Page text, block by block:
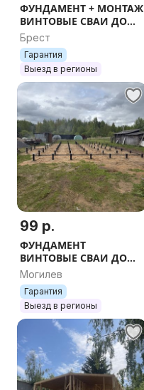
ФУНДАМЕНТ + МОНТАЖ
ВИНТОВЫЕ СВАИ ДОМ
БАНЯ ГАРАЖ БЕСЕДКА
НАВЕС ТЕРРАСА
ТЕПЛИЦА ЗАБОР ДАЧА
УЧАСТОК ОГО
Брест
Гарантия
Выезд в регионы
99 р.
ФУНДАМЕНТ
ВИНТОВЫЕ СВАИ ДОМ
БАНЯ ГАРПЖ САРАЙ
ТЕРРАСА ПИРС БЕСЕДКА
УЧАСТОК ДАЧА
ОСНОВА КАРКАС
Могилев
Гарантия
Выезд в регионы